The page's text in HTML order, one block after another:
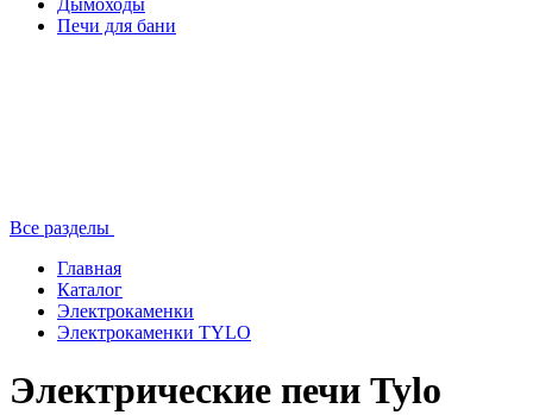
Дымоходы
Печи для бани
Все разделы
Главная
Каталог
Электрокаменки
Электрокаменки TYLO
Электрические печи Tylo